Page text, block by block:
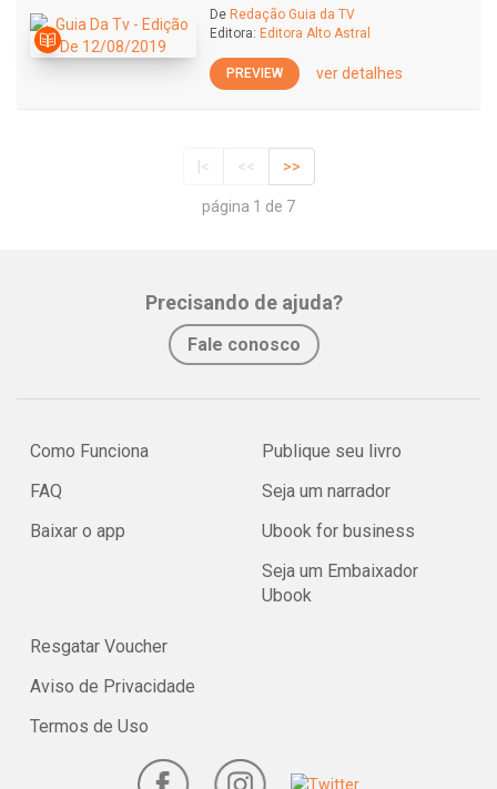
De Redação Guia da TV
Editora: Editora Alto Astral
PREVIEW ver detalhes
|< << >>
página 1 de 7
Precisando de ajuda?
Fale conosco
Como Funciona
FAQ
Baixar o app
Publique seu livro
Seja um narrador
Ubook for business
Seja um Embaixador
Ubook
Resgatar Voucher
Aviso de Privacidade
Termos de Uso